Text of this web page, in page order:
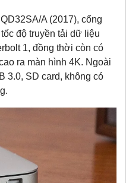
A (2017), cổng
độ truyền tải dữ liệu
1, đồng thời còn có
ra màn hình 4K. Ngoài
3.0, SD card, không có